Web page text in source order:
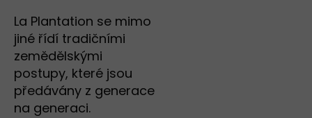
La Plantation se mimo
jiné řídí tradičními
zemědělskými
postupy, které jsou
předávány z generace
na generaci.